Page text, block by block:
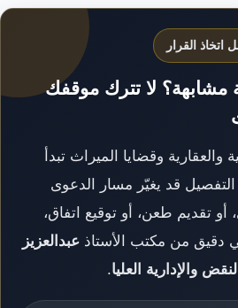
اتخاذ القرار
لا تترك موقفك
والعقارية وقضايا الميراث تبدأ
قد يغيّر مسار الدعوى
تقديم طعن، أو توقيع اتفاق،
دقيق من مكتب الأستاذ عبدالعزيز
والإدارية العليا.